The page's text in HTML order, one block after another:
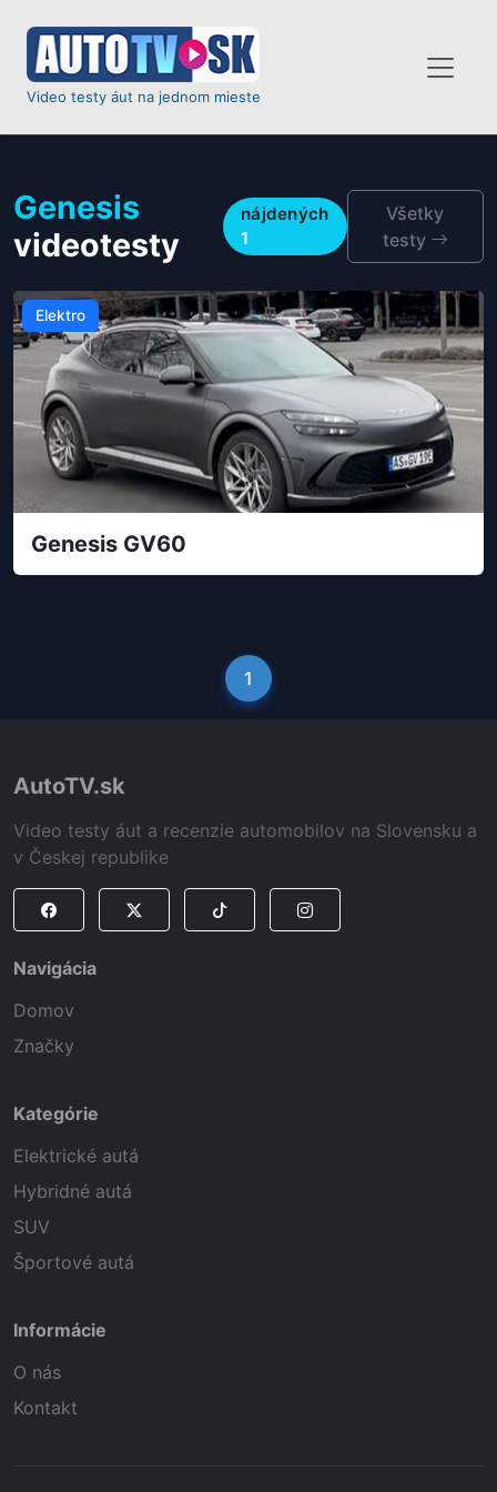
Video testy áut na jednom mieste
Genesis
videotesty
nájdených
1
Všetky
testy
Elektro
Genesis GV60
1
AutoTV.sk
Video testy áut a recenzie automobilov na Slovensku a
v Českej republike
Navigácia
Domov
Značky
Kategórie
Elektrické autá
Hybridné autá
SUV
Športové autá
Informácie
O nás
Kontakt